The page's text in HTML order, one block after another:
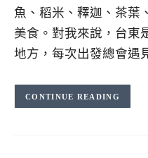
魚、稻米、釋迦、茶葉
美食。對我來說，台東
地方，每次出發總會
CONTINUE READING